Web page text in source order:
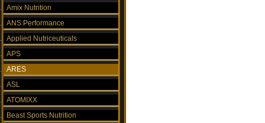
Amix Nutrition
ANS Performance
Applied Nutriceuticals
APS
ARES
ASL
ATOMIXX
Beast Sports Nutrition